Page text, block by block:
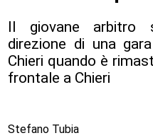
Il giovane arbitro
direzione di una
Chieri quando è
frontale a Chieri
Stefano Tubia